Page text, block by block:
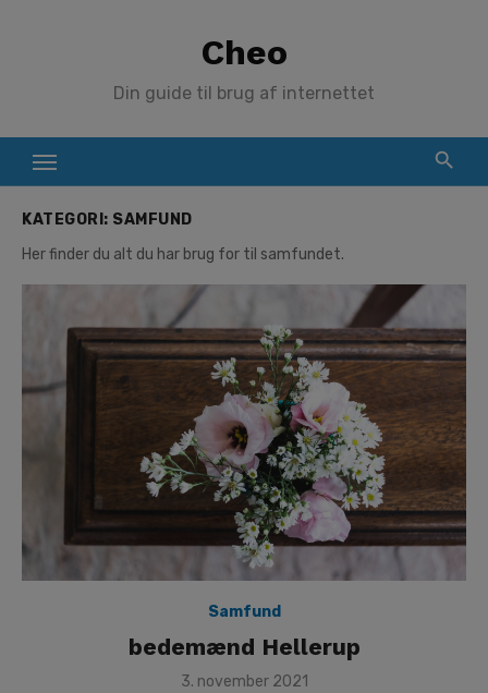
Cheo
Din guide til brug af internettet
KATEGORI: SAMFUND
Her finder du alt du har brug for til samfundet.
Samfund
bedemænd Hellerup
Posted
3. november 2021